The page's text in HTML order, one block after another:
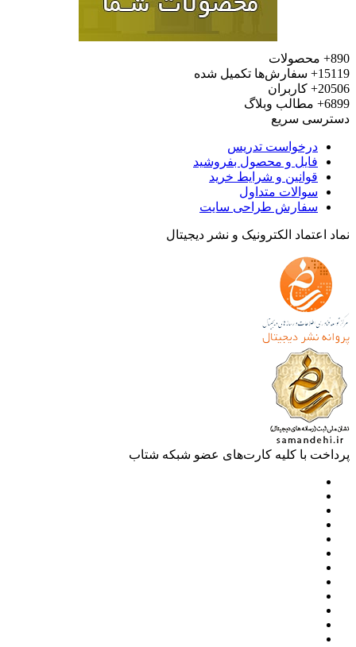
محصولات
سفارش‌ها تکمیل شده
کاربران
مطالب وبلاگ
سریع
درخواست تدریس
فایل و محصول بفروشید
قوانین و شرایط خرید
سوالات متداول
سفارش طراحی سایت
اعتماد الکترونیک و نشر دیجیتال
با کلیه کارت‌های عضو شبکه شتاب